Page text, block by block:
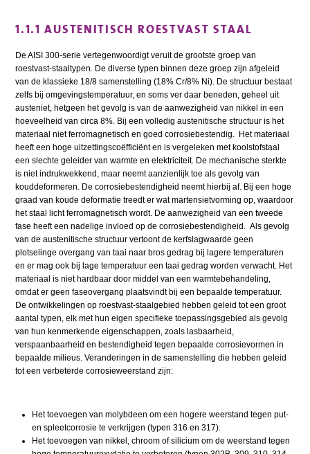
1.1.1 AUSTENITISCH ROESTVAST STAAL
De AISI 300-serie vertegenwoordigt veruit de grootste groep van
roestvast-staaltypen. De diverse typen binnen deze groep zijn afgeleid
van de klassieke 18/8 samenstelling (18% Cr/8% Ni). De structuur bestaat
zelfs bij omgevingstemperatuur, en soms ver daar beneden, geheel uit
austeniet, hetgeen het gevolg is van de aanwezigheid van nikkel in een
hoeveelheid van circa 8%. Bij een volledig austenitische structuur is het
materiaal niet ferromagnetisch en goed corrosiebestendig. Het materiaal
heeft een hoge uitzettingscoëfficiënt en is vergeleken met koolstofstaal
een slechte geleider van warmte en elektriciteit. De mechanische sterkte
is niet indrukwekkend, maar neemt aanzienlijk toe als gevolg van
kouddeformeren. De corrosiebestendigheid neemt hierbij af. Bij een hoge
graad van koude deformatie treedt er wat martensietvorming op, waardoor
het staal licht ferromagnetisch wordt. De aanwezigheid van een tweede
fase heeft een nadelige invloed op de corrosiebestendigheid. Als gevolg
van de austenitische structuur vertoont de kerfslagwaarde geen
plotselinge overgang van taai naar bros gedrag bij lagere temperaturen
en er mag ook bij lage temperatuur een taai gedrag worden verwacht. Het
materiaal is niet hardbaar door middel van een warmtebehandeling,
omdat er geen faseovergang plaatsvindt bij een bepaalde temperatuur.
De ontwikkelingen op roestvast-staalgebied hebben geleid tot een groot
aantal typen, elk met hun eigen specifieke toepassingsgebied als gevolg
van hun kenmerkende eigenschappen, zoals lasbaarheid,
verspaanbaarheid en bestendigheid tegen bepaalde corrosievormen in
bepaalde milieus. Veranderingen in de samenstelling die hebben geleid
tot een verbeterde corrosieweerstand zijn:
Het toevoegen van molybdeen om een hogere weerstand tegen put-
en spleetcorrosie te verkrijgen (typen 316 en 317).
Het toevoegen van nikkel, chroom of silicium om de weerstand tegen